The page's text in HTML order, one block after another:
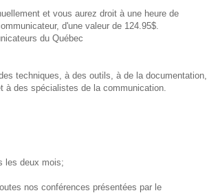
et vous aurez droit à une heure de
d'une valeur de 124.95$.
du Québec
techniques, à des outils, à de la documentation,
à des spécialistes de la communication.
les deux mois;
nos conférences présentées par le